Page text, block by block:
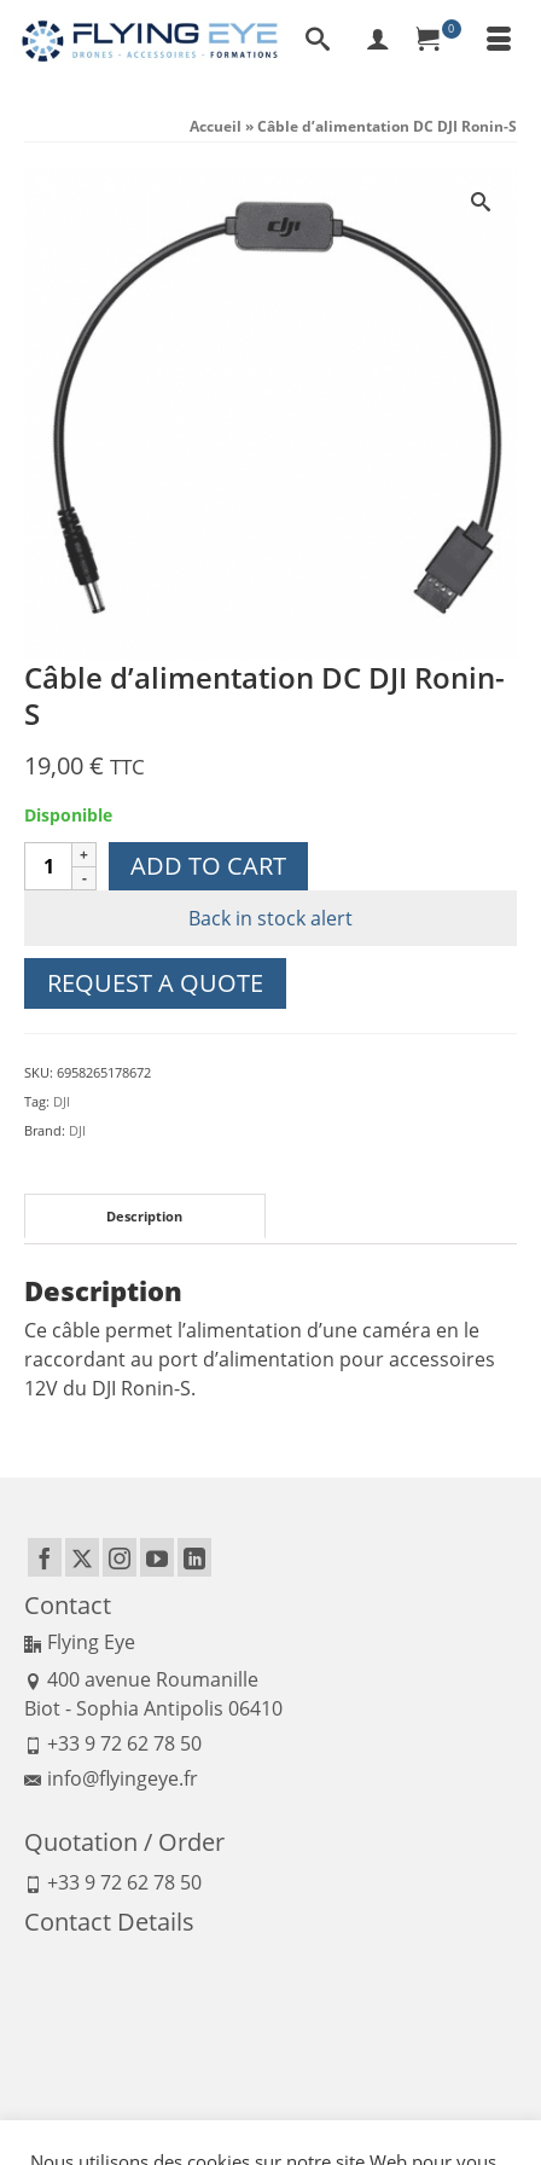
0
Accueil »Câble d’alimentation DC DJI Ronin-S
Câble d’alimentation DC DJI Ronin-
S
19,00€ TTC
Disponible
Câble
d'alimentation
Ronin-
ADD TO CART
Back in stock alert
REQUEST A QUOTE
SKU: 6958265178672
Tag: DJI
Brand: DJI
Description
Description
Ce câble permet l’alimentation d’une caméra en le
raccordant au port d’alimentation pour accessoires
12V du DJI Ronin-S.
Contact
Flying Eye
400 avenue Roumanille
Biot - Sophia Antipolis 06410
+33 9 72 62 78 50
info@flyingeye.fr
Quotation / Order
+33 9 72 62 78 50
Contact Details